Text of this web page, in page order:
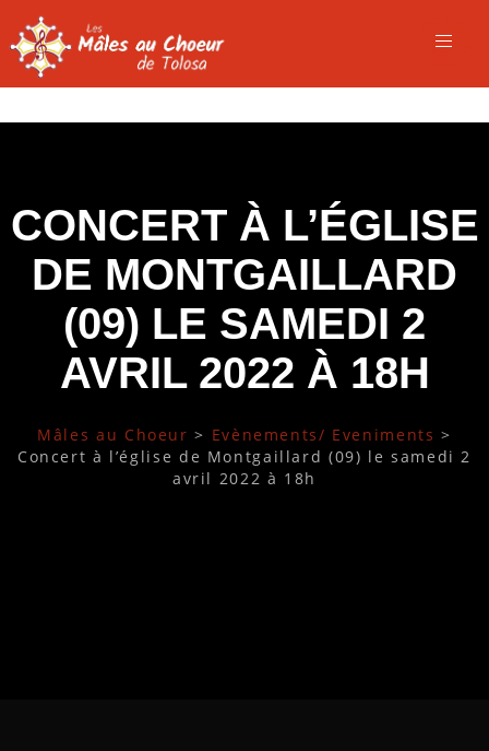
CONCERT À L’ÉGLISE
DE MONTGAILLARD
(09) LE SAMEDI 2
AVRIL 2022 À 18H
Mâles au Choeur > Evènements/ Eveniments >
Concert à l’église de Montgaillard (09) le samedi 2
avril 2022 à 18h